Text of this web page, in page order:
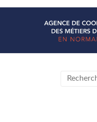
Livre &
des métiers du livre en